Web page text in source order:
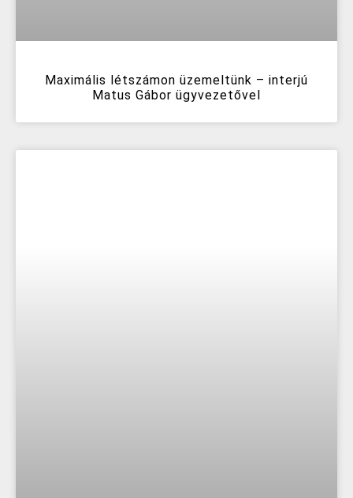
Maximális létszámon üzemeltünk – interjú
Matus Gábor ügyvezetővel